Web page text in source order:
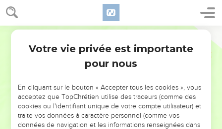
NE MANQUEZ PAS L’ÉVÉNEMENT
DE L’ANNÉE !
ET SI LEURS ERREURS POUVAIENT VOUS ÉVITER LES
VOTRES ?
Votre vie privée est importante
pour nous
En cliquant sur le bouton « Accepter tous les cookies », vous
acceptez que TopChrétien utilise des traceurs (comme des
cookies ou l'identifiant unique de votre compte utilisateur) et
traite vos données à caractère personnel (comme vos
données de navigation et les informations renseignées dans